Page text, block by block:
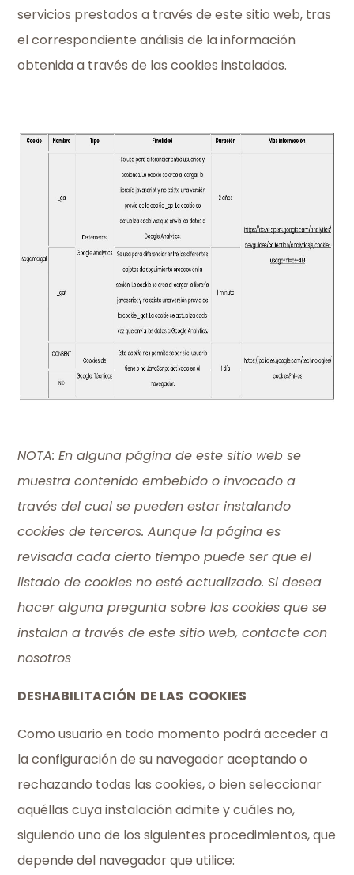
servicios prestados a través de este sitio web, tras
el correspondiente análisis de la información
obtenida a través de las cookies instaladas.
NOTA: En alguna página de este sitio web se
muestra contenido embebido o invocado a
través del cual se pueden estar instalando
cookies de terceros. Aunque la página es
revisada cada cierto tiempo puede ser que el
listado de cookies no esté actualizado. Si desea
hacer alguna pregunta sobre las cookies que se
instalan a través de este sitio web, contacte con
nosotros
DESHABILITACIÓN DE LAS COOKIES
Como usuario en todo momento podrá acceder a
la configuración de su navegador aceptando o
rechazando todas las cookies, o bien seleccionar
aquéllas cuya instalación admite y cuáles no,
siguiendo uno de los siguientes procedimientos, que
depende del navegador que utilice: